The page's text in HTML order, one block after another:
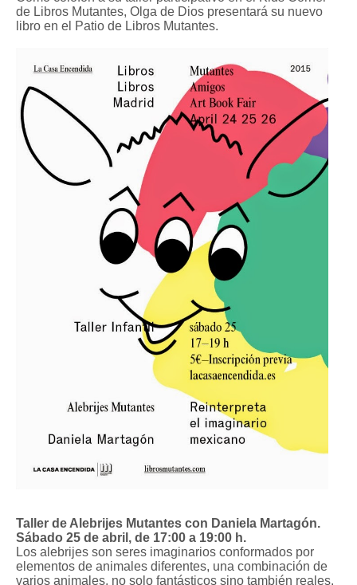
de Libros Mutantes, Olga de Dios presentará su nuevo
libro en el Patio de Libros Mutantes.
Taller de Alebrijes Mutantes con Daniela Martagón.
Sábado 25 de abril, de 17:00 a 19:00 h.
Los alebrijes son seres imaginarios conformados por
elementos de animales diferentes, una combinación de
varios animales, no solo fantásticos sino también reales.